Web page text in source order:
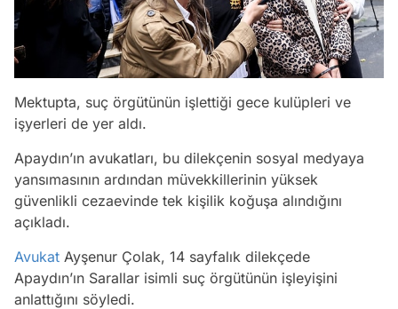
Mektupta, suç örgütünün işlettiği gece kulüpleri ve
işyerleri de yer aldı.
Apaydın’ın avukatları, bu dilekçenin sosyal medyaya
yansımasının ardından müvekkillerinin yüksek
güvenlikli cezaevinde tek kişilik koğuşa alındığını
açıkladı.
Avukat Ayşenur Çolak, 14 sayfalık dilekçede
Apaydın’ın Sarallar isimli suç örgütünün işleyişini
anlattığını söyledi.